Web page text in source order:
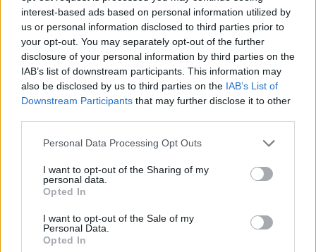
interest-based ads based on personal information utilized by
us or personal information disclosed to third parties prior to
your opt-out. You may separately opt-out of the further
disclosure of your personal information by third parties on the
IAB’s list of downstream participants. This information may
also be disclosed by us to third parties on the IAB’s List of
Downstream Participants that may further disclose it to other
Personal Data Processing Opt Outs
I want to opt-out of the Sharing of my
personal data.
Opted In
I want to opt-out of the Sale of my
Personal Data.
Opted In
Έλλη Κοκκίνου: Οι καλοκαιρινές στιγμές στην
Κύθνο με ριγέ μαγιό